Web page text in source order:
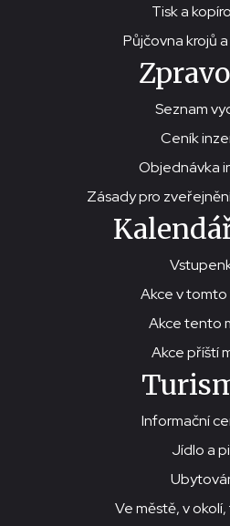
Tisk a
Půjčovna krojů
Seznam
Ceník
Objednávka
Zásady pro
Akce v
Akce tento
Akce příští
Informační
Jídlo a
Ve městě, v